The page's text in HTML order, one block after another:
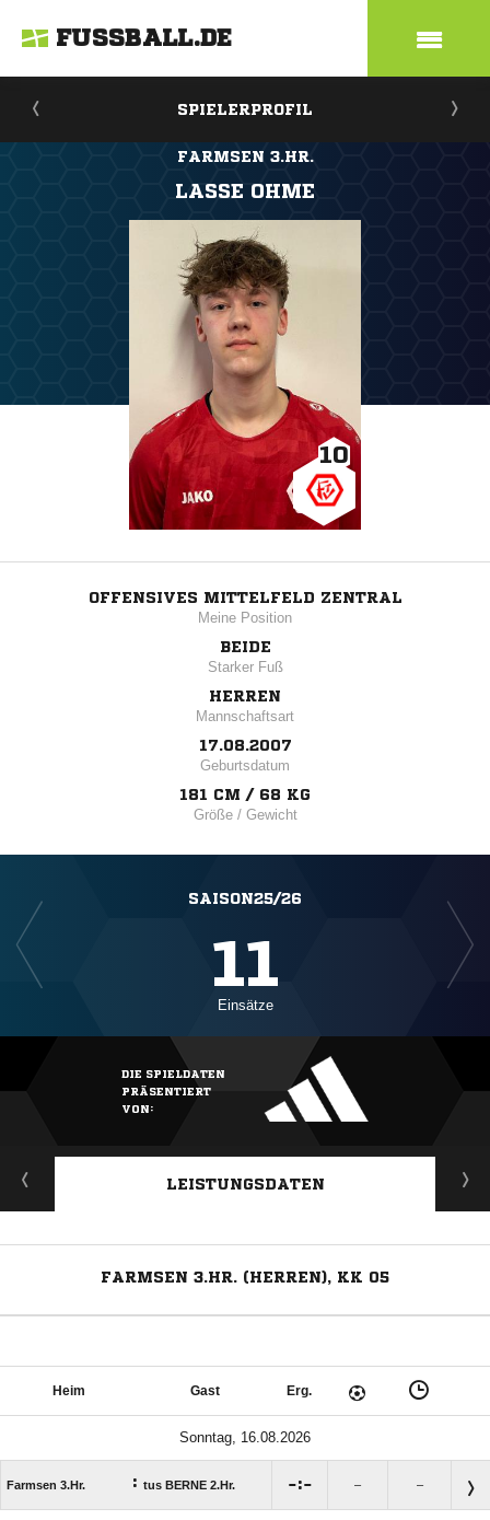
FUSSBALL.DE
SPIELERPROFIL
FARMSEN 3.HR.
LASSE OHME
10
OFFENSIVES MITTELFELD ZENTRAL
Meine Position
BEIDE
Starker Fuß
HERREN
Mannschaftsart
17.08.2007
Geburtsdatum
181 CM / 68 KG
Größe / Gewicht
SAISON25/26
11
Einsätze
DIE SPIELDATEN
PRÄSENTIERT
VON:
LEISTUNGSDATEN
FARMSEN 3.HR. (HERREN), KK 05
Heim Gast Erg.
Sonntag, 16.08.2026
Farmsen 3.Hr. : tus BERNE 2.Hr. : – –